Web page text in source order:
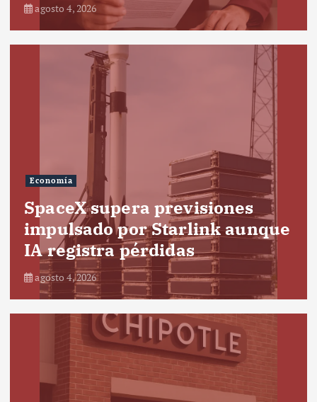
agosto 4, 2026
Economía
SpaceX supera previsiones
impulsado por Starlink aunque
IA registra pérdidas
agosto 4, 2026